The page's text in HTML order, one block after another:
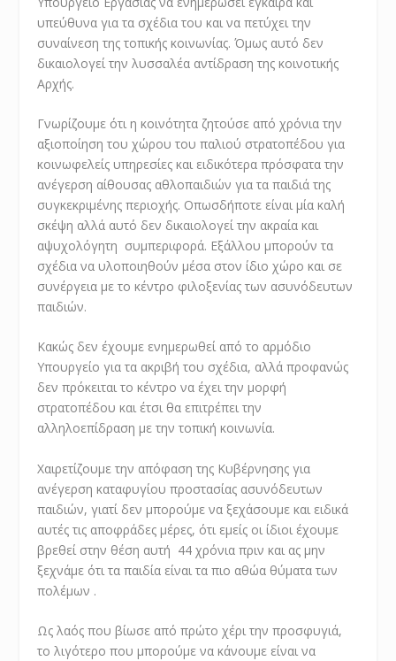
υπεύθυνα για τα σχέδια του και να πετύχει την
συναίνεση της τοπικής κοινωνίας. Όμως αυτό δεν
δικαιολογεί την λυσσαλέα αντίδραση της κοινοτικής
Αρχής.
Γνωρίζουμε ότι η κοινότητα ζητούσε από χρόνια την
αξιοποίηση του χώρου του παλιού στρατοπέδου για
κοινωφελείς υπηρεσίες και ειδικότερα πρόσφατα την
ανέγερση αίθουσας αθλοπαιδιών για τα παιδιά της
συγκεκριμένης περιοχής. Οπωσδήποτε είναι μία καλή
σκέψη αλλά αυτό δεν δικαιολογεί την ακραία και
αψυχολόγητη συμπεριφορά. Εξάλλου μπορούν τα
σχέδια να υλοποιηθούν μέσα στον ίδιο χώρο και σε
συνέργεια με το κέντρο φιλοξενίας των ασυνόδευτων
παιδιών.
Κακώς δεν έχουμε ενημερωθεί από το αρμόδιο
Υπουργείο για τα ακριβή του σχέδια, αλλά προφανώς
δεν πρόκειται το κέντρο να έχει την μορφή
στρατοπέδου και έτσι θα επιτρέπει την
αλληλοεπίδραση με την τοπική κοινωνία.
Χαιρετίζουμε την απόφαση της Κυβέρνησης για
ανέγερση καταφυγίου προστασίας ασυνόδευτων
παιδιών, γιατί δεν μπορούμε να ξεχάσουμε και ειδικά
αυτές τις αποφράδες μέρες, ότι εμείς οι ίδιοι έχουμε
βρεθεί στην θέση αυτή 44 χρόνια πριν και ας μην
ξεχνάμε ότι τα παιδία είναι τα πιο αθώα θύματα των
πολέμων .
Ως λαός που βίωσε από πρώτο χέρι την προσφυγιά,
το λιγότερο που μπορούμε να κάνουμε είναι να